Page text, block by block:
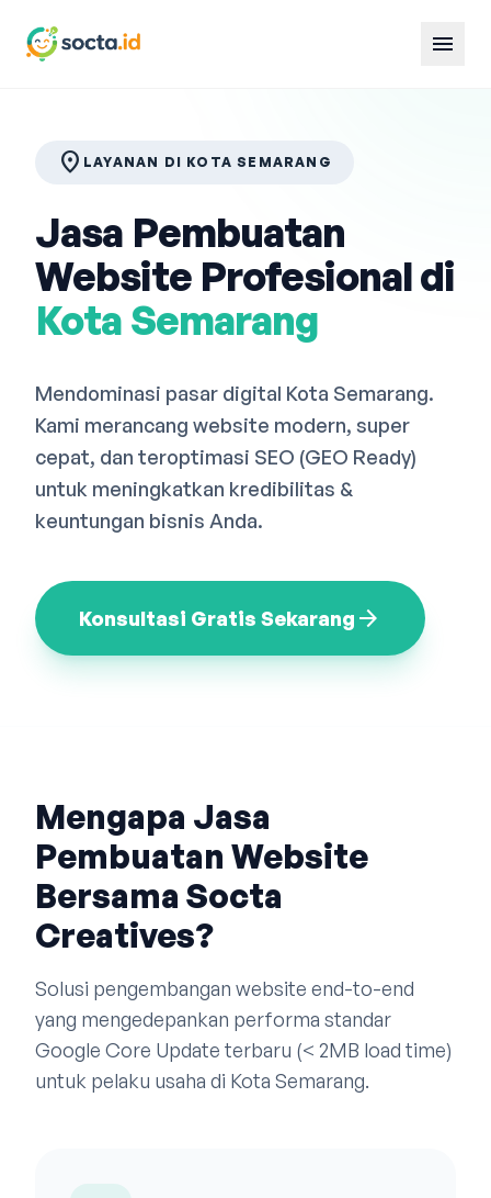
menu
Bahasa Indonesia English
location_on LAYANAN DI KOTA SEMARANG
Jasa Pembuatan
Website Profesional di
Kota Semarang
Mendominasi pasar digital Kota Semarang.
Kami merancang website modern, super
cepat, dan teroptimasi SEO (GEO Ready)
untuk meningkatkan kredibilitas &
keuntungan bisnis Anda.
Konsultasi Gratis Sekarang arrow_forward
Mengapa Jasa
Pembuatan Website
Bersama Socta
Creatives?
Solusi pengembangan website end-to-end
yang mengedepankan performa standar
Google Core Update terbaru (< 2MB load time)
untuk pelaku usaha di Kota Semarang.